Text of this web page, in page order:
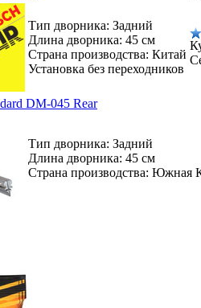
Тип дворника: Задний
Длина дворника: 45 см
Страна производства: Китай
Установка без переходников
DM-045 Rear
Тип дворника: Задний
Длина дворника: 45 см
Страна производства: Южная